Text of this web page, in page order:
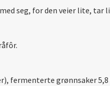
seg, for den veier lite,
fermenterte grønnsaker